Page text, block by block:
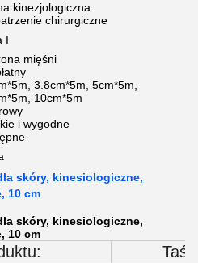
kinezjologiczna
chirurgiczne
I
mięśni
3.8cm*5m, 5cm*5m,
10cm*5m
i wygodne
skóry, kinesiologiczne,
10 cm
skóry, kinesiologiczne,
10 cm